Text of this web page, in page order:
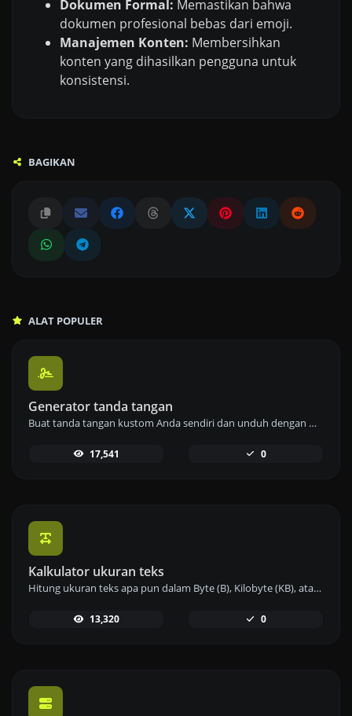
Dokumen Formal: Memastikan bahwa
dokumen profesional bebas dari emoji.
Manajemen Konten: Membersihkan
konten yang dihasilkan pengguna untuk
konsistensi.
BAGIKAN
ALAT POPULER
Generator tanda tangan
Buat tanda tangan kustom Anda sendiri dan unduh dengan mudah menggunakan alat pembuat tanda tangan kami untuk e-tanda tangan yang dipersonalisasi.
17,541 0
Kalkulator ukuran teks
Hitung ukuran teks apa pun dalam Byte (B), Kilobyte (KB), atau Megabyte (MB) menggunakan alat kalkulator ukuran teks kami.
13,320 0